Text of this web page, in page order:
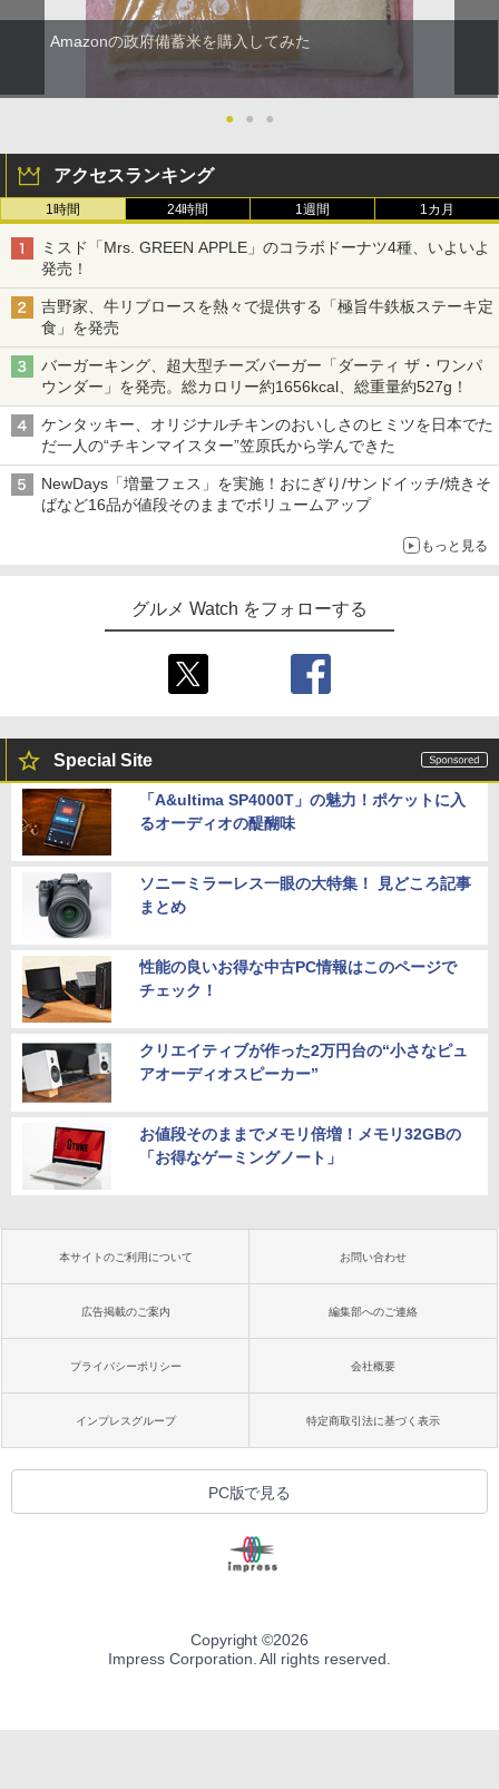
Amazonの政府備蓄米を購入してみた
● ● ●
アクセスランキング
1時間 24時間 1週間 1カ月
ミスド「Mrs. GREEN APPLE」のコラボドーナツ4種、いよいよ
発売！
吉野家、牛リブロースを熱々で提供する「極旨牛鉄板ステーキ定
食」を発売
バーガーキング、超大型チーズバーガー「ダーティ ザ・ワンパ
ウンダー」を発売。総カロリー約1656kcal、総重量約527g！
ケンタッキー、オリジナルチキンのおいしさのヒミツを日本でた
だ一人の“チキンマイスター”笠原氏から学んできた
NewDays「増量フェス」を実施！おにぎり/サンドイッチ/焼きそ
ばなど16品が値段そのままでボリュームアップ
もっと見る
グルメ Watch をフォローする
Special Site
「A&ultima SP4000T」の魅力！ポケットに入
るオーディオの醍醐味
ソニーミラーレス一眼の大特集！ 見どころ記事
まとめ
性能の良いお得な中古PC情報はこのページで
チェック！
クリエイティブが作った2万円台の“小さなピュ
アオーディオスピーカー”
お値段そのままでメモリ倍増！メモリ32GBの
「お得なゲーミングノート」
本サイトのご利用について お問い合わせ
広告掲載のご案内 編集部へのご連絡
プライバシーポリシー 会社概要
インプレスグループ 特定商取引法に基づく表示
PC版で見る
Copyright ©2026
Impress Corporation. All rights reserved.